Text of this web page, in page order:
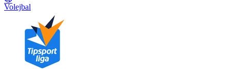
Volejbal